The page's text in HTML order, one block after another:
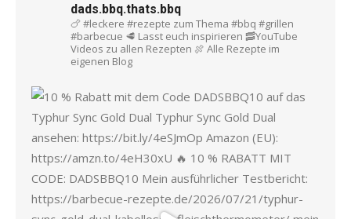
dads.bbq.thats.bbq
🍗 #leckere #rezepte zum Thema #bbq #grillen
#barbecue 🥩 Lasst euch inspirieren 🥓YouTube
Videos zu allen Rezepten 🍖 Alle Rezepte im
eigenen Blog